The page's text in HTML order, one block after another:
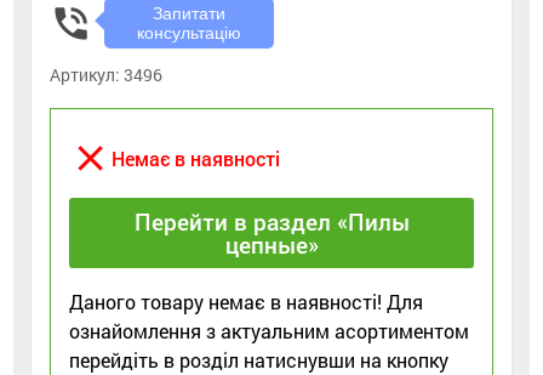
phone_in_talk
Запитати
консультацію
Артикул:3496
close Немає в наявності
Перейти в раздел «Пилы
цепные»
Даного товару немає в наявності! Для
ознайомлення з актуальним асортиментом
перейдіть в розділ натиснувши на кнопку